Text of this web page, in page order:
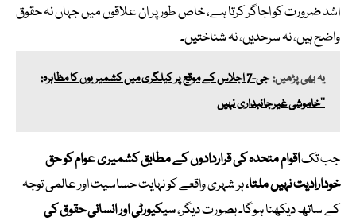
اشد ضرورت کو اجاگر کرتا ہے، خاص طور پر ان علاقوں میں جہاں نہ حقوق
واضح ہیں، نہ سرحدیں، نہ شناختیں۔
یہ بھی پڑھیں:
جی-7 اجلاس کے موقع پر کیلگری میں کشمیریوں کا مظاہرہ:
’’خاموشی غیرجانبداری نہیں
جب تکاقوام متحدہ کی قراردادوں کے مطابق کشمیری عوام کو حق
خودارادیت نہیں ملتا،ہر شہری واقعے کو نہایت حساسیت اور عالمی توجہ
کے ساتھ دیکھنا ہوگا۔ بصورت دیگر،سیکیورٹی اور انسانی حقوق کی